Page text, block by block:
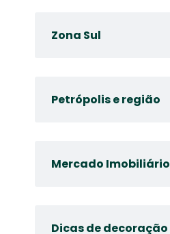
Zona Sul
Petrópolis e região
Mercado Imobiliário
Dicas de decoração